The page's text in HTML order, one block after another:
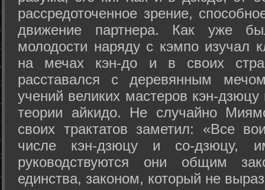
рассредоточенное зрение,
движение партнера. Как уже
молодости наряду с кэмпо изучал
на мечах кэн-до и в своих
расставался с деревянным
учений великих мастеров кэн-
теории айкидо. Не случайно
своих трактатов заметил: «Все
числе кэн-дзюцу и со-дзюцу,
руководствуются они общим
единства, законом, который не